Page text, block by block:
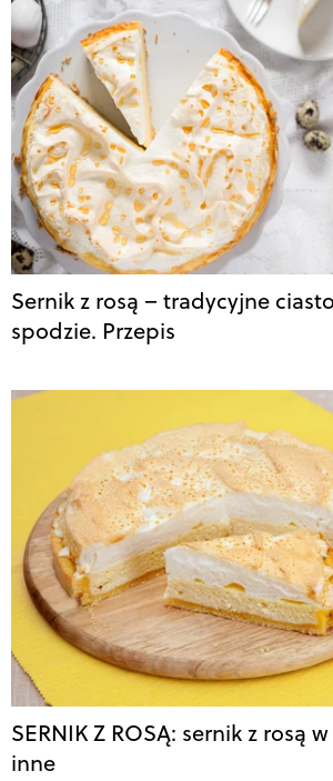
Sernik z rosą – tradycyjne
spodzie. Przepis
SERNIK Z ROSĄ: sernik z rosą
inne